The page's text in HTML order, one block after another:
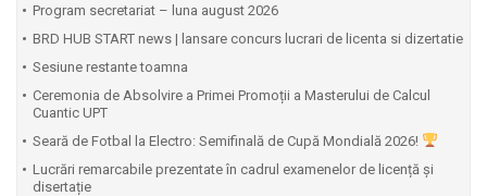
Program secretariat – luna august 2026
BRD HUB START news | lansare concurs lucrari de licenta si dizertatie
Sesiune restante toamna
Ceremonia de Absolvire a Primei Promoții a Masterului de Calcul
Cuantic UPT
⁠Seară de Fotbal la Electro: Semifinală de Cupă Mondială 2026!
Lucrări remarcabile prezentate în cadrul examenelor de licență și
disertație